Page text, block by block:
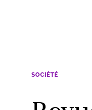
SOCIÉTÉ